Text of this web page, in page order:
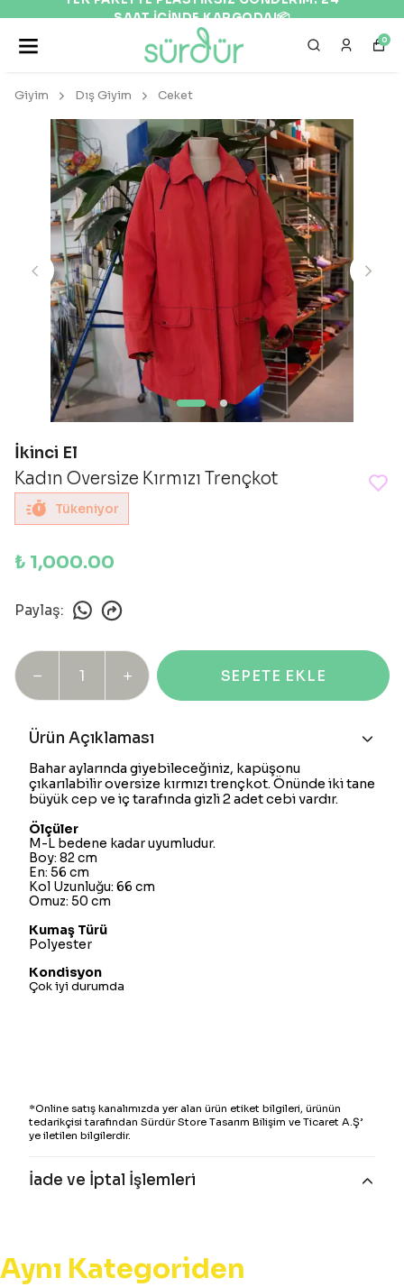
SAAT İÇİNDE KARGODA!📦
0
Giyim Dış Giyim Ceket
İkinci El
Kadın Oversize Kırmızı Trençkot
Tükeniyor
₺ 1,000.00
Paylaş:
SEPETE EKLE
Ürün Açıklaması
Bahar aylarında giyebileceğiniz, kapüşonu
çıkarılabilir oversize kırmızı trençkot. Önünde iki tane
büyük cep ve iç tarafında gizli 2 adet cebi vardır.
Ölçüler
M-L bedene kadar uyumludur.
Boy: 82 cm
En: 56 cm
Kol Uzunluğu: 66 cm
Omuz: 50 cm
Kumaş Türü
Polyester
Kondisyon
Çok iyi durumda
*Online satış kanalımızda yer alan ürün etiket bilgileri, ürünün
tedarikçisi tarafından Sürdür Store Tasarım Bilişim ve Ticaret A.Ş’
ye iletilen bilgilerdir.
İade ve İptal İşlemleri
Aynı Kategoriden